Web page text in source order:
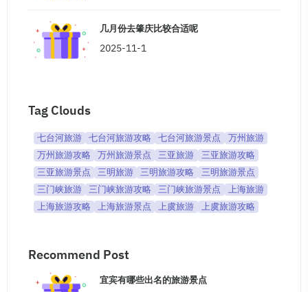
几月份去肇庆比较合适呢
2025-11-1
Tag Clouds
七台河旅游 七台河旅游攻略 七台河旅游景点
万州旅游
万州旅游攻略
万州旅游景点 三亚旅游
三亚旅游攻略
三亚旅游景点
三明旅游 三明旅游攻略
三明旅游景点
三门峡旅游
三门峡旅游攻略 三门峡旅游景点
上海旅游
上海旅游攻略
上海旅游景点 上虞旅游 上虞旅游攻略
Recommend Post
宜宾有哪些出名的旅游景点